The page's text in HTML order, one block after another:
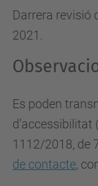
Darrera revisió
2021.
Es poden
d’accessibilitat
1112/2018, de
de contacte,